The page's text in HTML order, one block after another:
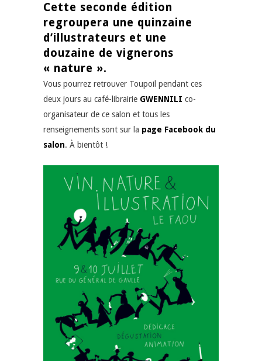
Cette seconde édition
regroupera une quinzaine
d’illustrateurs et une
douzaine de vignerons
« nature ».
Vous pourrez retrouver Toupoil pendant ces
deux jours au café-librairie GWENNILI co-
organisateur de ce salon et tous les
renseignements sont sur la page Facebook du
salon. À bientôt !